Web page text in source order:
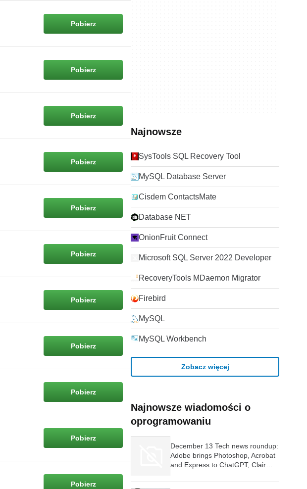
Pobierz
Pobierz
Pobierz
Pobierz
Pobierz
Pobierz
Pobierz
Pobierz
Pobierz
Pobierz
Pobierz
Najnowsze
SysTools SQL Recovery Tool
MySQL Database Server
Cisdem ContactsMate
Database NET
OnionFruit Connect
Microsoft SQL Server 2022 Developer
RecoveryTools MDaemon Migrator
Firebird
MySQL
MySQL Workbench
Zobacz więcej
Najnowsze wiadomości o
oprogramowaniu
December 13 Tech news roundup:
Adobe brings Photoshop, Acrobat
and Express to ChatGPT, Clair
Game Awards, Skyrim launched